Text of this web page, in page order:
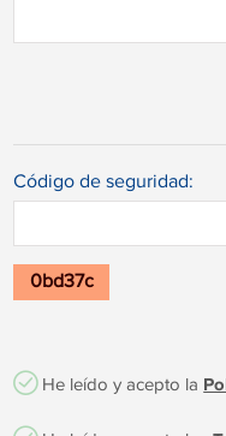
Código de seguridad:
0bd37c
He leído y acepto la